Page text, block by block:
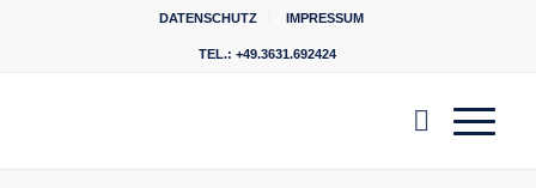
DATENSCHUTZ IMPRESSUM
TEL.: +49.3631.692424